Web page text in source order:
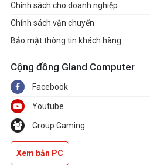
Chính sách cho doanh nghiệp
Chính sách vận chuyển
Bảo mật thông tin khách hàng
Cộng đồng Gland Computer
Facebook
Youtube
Group Gaming
Xem bản PC